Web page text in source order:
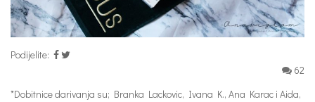
Podijelite:
62
*Dobitnice darivanja su; Branka Lackovic, Ivana K., Ana Karac i Aida,